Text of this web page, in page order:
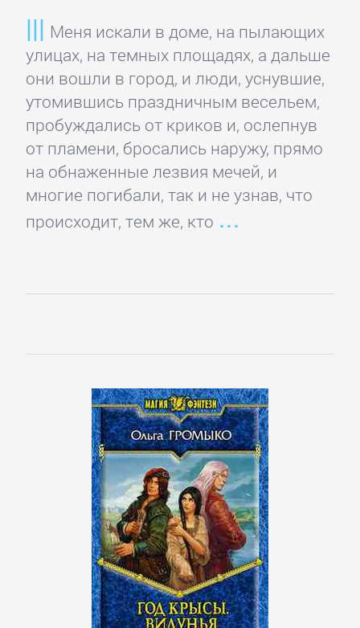
Меня искали в доме, на пылающих
улицах, на темных площадях, а дальше
они вошли в город, и люди, уснувшие,
утомившись праздничным весельем,
пробуждались от криков и, ослепнув
от пламени, бросались наружу, прямо
на обнаженные лезвия мечей, и
многие погибали, так и не узнав, что
происходит, тем же, кто
и
животные
Развлечения
Сад
и
Огород
Ремесла
Эротика,
ЗАРУБЕЖНОЕ